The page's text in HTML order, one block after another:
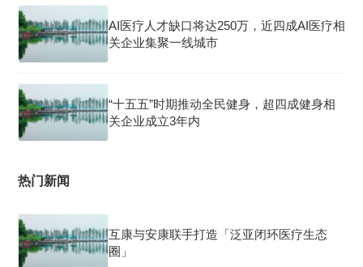
AI医疗人才缺口将达250万，近四成AI医疗相
关企业集聚一线城市
“十五五”时期推动全民健身，超四成健身相
关企业成立3年内
热门新闻
互康与安康联手打造「泛亚闭环医疗生态
圈」